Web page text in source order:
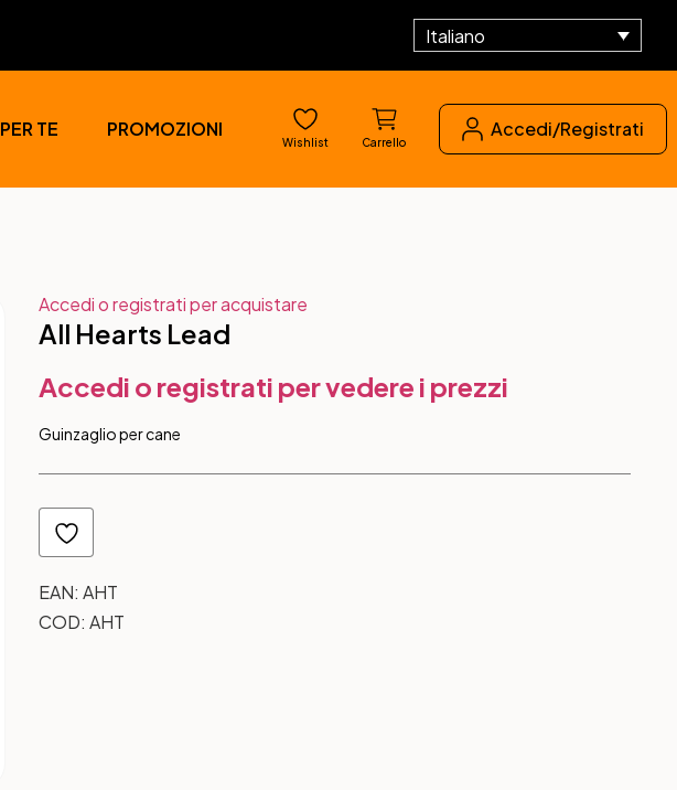
Italiano
PER TE PROMOZIONI
Wishlist Carrello
Accedi/Registrati
Accedi o registrati per acquistare
All Hearts Lead
Accedi o registrati per vedere i prezzi
Guinzaglio per cane
EAN: AHT
COD: AHT